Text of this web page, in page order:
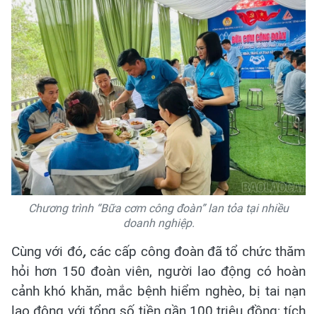
Chương trình “Bữa cơm công đoàn” lan tỏa tại nhiều
doanh nghiệp.
Cùng với đó, các cấp công đoàn đã tổ chức thăm
hỏi hơn 150 đoàn viên, người lao động có hoàn
cảnh khó khăn, mắc bệnh hiểm nghèo, bị tai nạn